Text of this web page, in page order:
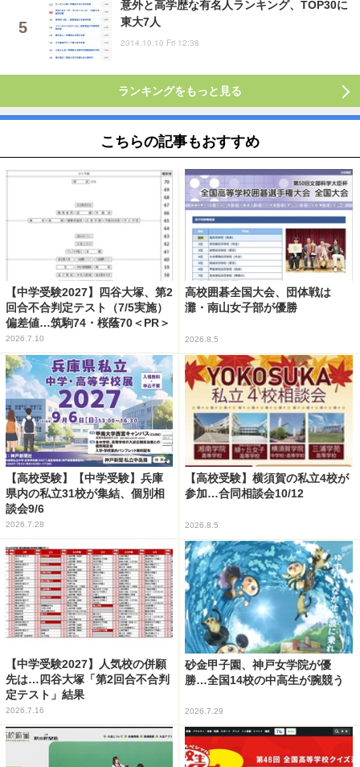
意外と高学歴な有名人ランキング、TOP30に
東大7人
2014.10.10 Fri 12:38
ランキングをもっと見る
こちらの記事もおすすめ
【中学受験2027】四谷大塚、第2
回合不合判定テスト（7/5実施）
偏差値…筑駒74・桜蔭70＜PR＞
2026.7.10
高校囲碁全国大会、団体戦は
灘・南山女子部が優勝
2026.8.5
【高校受験】【中学受験】兵庫
県内の私立31校が集結、個別相
談会9/6
2026.7.28
【高校受験】横須賀の私立4校が
参加…合同相談会10/12
2026.8.5
【中学受験2027】人気校の併願
先は…四谷大塚「第2回合不合判
定テスト」結果
2026.7.16
砂金甲子園、神戸女学院が優
勝…全国14校の中高生が腕競う
2026.7.29